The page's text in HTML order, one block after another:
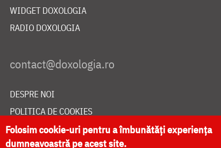
WIDGET DOXOLOGIA
RADIO DOXOLOGIA
DESPRE NOI
POLITICA DE COOKIES
DONEAZĂ ONLINE PENTRU CATEDRALA NAȚIONALĂ
Folosim cookie-uri pentru a îmbunătăți experiența
dumneavoastră pe acest site.